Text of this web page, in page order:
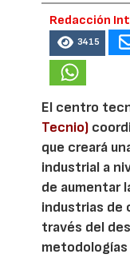
Redacción
3415
El centro
Tecnio)
que creará
industrial a
de aumentar
industrias de
través del